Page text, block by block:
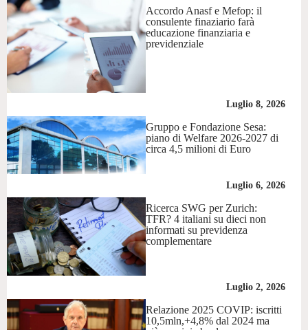
Accordo Anasf e Mefop: il
consulente finaziario farà
educazione finanziaria e
previdenziale
Luglio 8, 2026
Gruppo e Fondazione Sesa:
piano di Welfare 2026-2027 di
circa 4,5 milioni di Euro
Luglio 6, 2026
Ricerca SWG per Zurich:
TFR? 4 italiani su dieci non
informati su previdenza
complementare
Luglio 2, 2026
Relazione 2025 COVIP: iscritti
10,5mln,+4,8% dal 2024 ma